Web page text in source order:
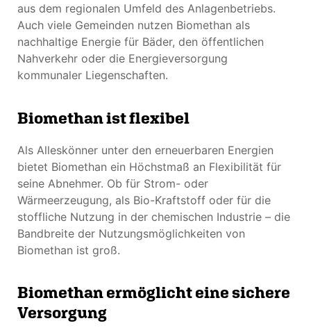
aus dem regionalen Umfeld des Anlagenbetriebs.
Auch viele Gemeinden nutzen Biomethan als
nachhaltige Energie für Bäder, den öffentlichen
Nahverkehr oder die Energieversorgung
kommunaler Liegenschaften.
Biomethan ist flexibel
Als Alleskönner unter den erneuerbaren Energien
bietet Biomethan ein Höchstmaß an Flexibilität für
seine Abnehmer. Ob für Strom- oder
Wärmeerzeugung, als Bio-Kraftstoff oder für die
stoffliche Nutzung in der chemischen Industrie – die
Bandbreite der Nutzungsmöglichkeiten von
Biomethan ist groß.
Biomethan ermöglicht eine sichere
Versorgung